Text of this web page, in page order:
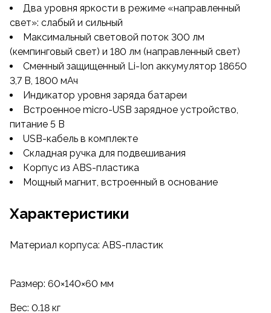
Два уровня яркости в режиме «направленный
свет»: слабый и сильный
Максимальный световой поток 300 лм
(кемпинговый свет) и 180 лм (направленный свет)
Сменный защищенный Li-Ion аккумулятор 18650
3,7 В, 1800 мАч
Индикатор уровня заряда батареи
Встроенное micro-USB зарядное устройство,
питание 5 В
USB-кабель в комплекте
Складная ручка для подвешивания
Корпус из ABS-пластика
Мощный магнит, встроенный в основание
Характеристики
Материал корпуса: ABS-пластик
Размер: 60×140×60 мм
Вес: 0.18 кг